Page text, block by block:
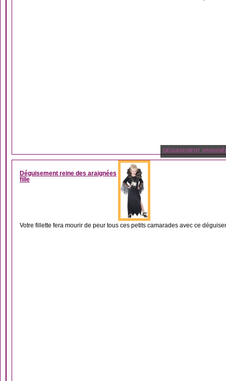
DÉGUISEMENT
Déguisement reine des araignées
fille
Votre fillette fera mourir de peur tous ces petits camarades avec ce